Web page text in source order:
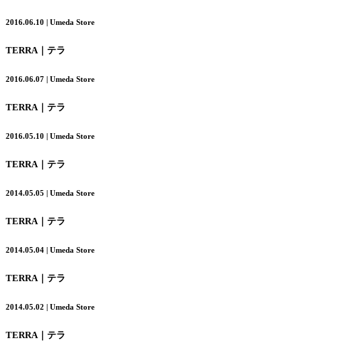
2016.06.10 | Umeda Store
TERRA｜テラ
2016.06.07 | Umeda Store
TERRA｜テラ
2016.05.10 | Umeda Store
TERRA｜テラ
2014.05.05 | Umeda Store
TERRA｜テラ
2014.05.04 | Umeda Store
TERRA｜テラ
2014.05.02 | Umeda Store
TERRA｜テラ